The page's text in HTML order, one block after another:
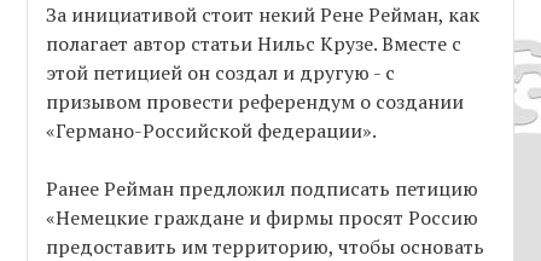
За инициативой стоит некий Рене Рейман, как
полагает автор статьи Нильс Крузе. Вместе с
этой петицией он создал и другую - с
призывом провести референдум о создании
«Германо-Российской федерации».
Ранее Рейман предложил подписать петицию
«Немецкие граждане и фирмы просят Россию
предоставить им территорию, чтобы основать